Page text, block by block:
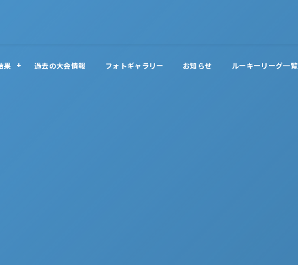
果 過去の大会情報 フォトギャラリー お知らせ ルーキーリーグ一覧